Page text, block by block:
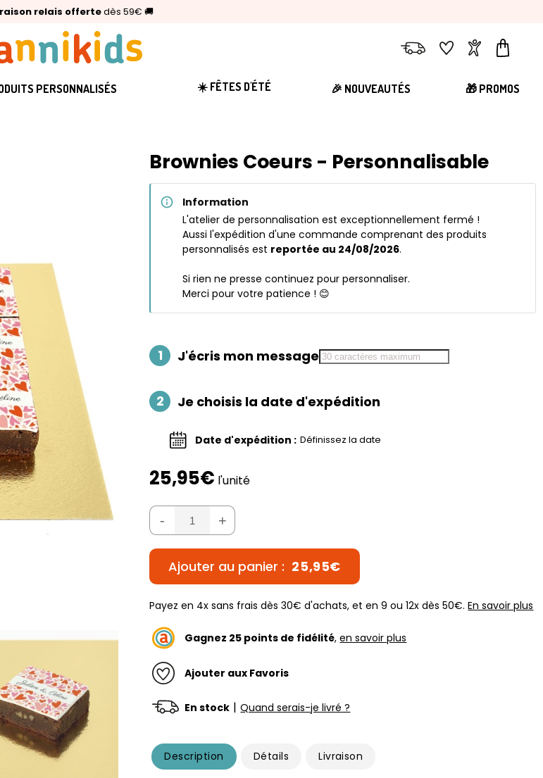
relais offertedès 59€ 🚚
Capital 2025 :Annikids N°1
4,6/5(24 000 avis clients)
LivraisonFavorisComptePanier
PERSONNALISÉS ☀️ FÊTES D'ÉTÉ 🎉 NOUVEAUTÉS 🎁 PROMOS
Brownies Coeurs - Personnalisable
Information
L'atelier de personnalisation est exceptionnellement fermé !
Aussi l'expédition d'une commande comprenant des produits
personnalisés est reportée au 24/08/2026.
Si rien ne presse continuez pour personnaliser.
Merci pour votre patience ! 😊
1 J'écris mon message
2 Je choisis la date d'expédition
Date d'expédition : Définissez la date
25,95€ l'unité
- +
Ajouter au panier : 25,95€
Payez en 4x sans frais dès 30€ d'achats, et en 9 ou 12x dès 50€.En savoir plus
Gagnez 25 points de fidélité,en savoir plus
Ajouter aux Favoris
En stock | Quand serais-je livré ?
Description Détails Livraison